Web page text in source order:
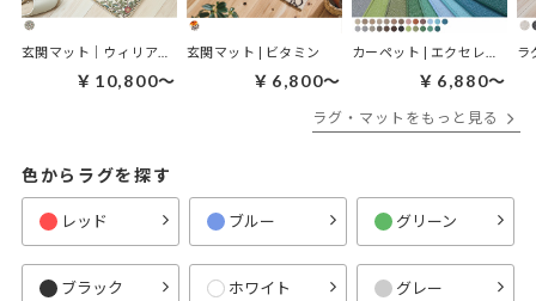
玄関マット｜ウィリアムモリス ケルムスコットツリー
￥10,800～
玄関マット | ビタミン
￥6,800～ ￥6,880～
ラ
ラグ・マットをもっと見る
色からラグを探す
レッド ブルー グリーン
ブラック ホワイト グレー